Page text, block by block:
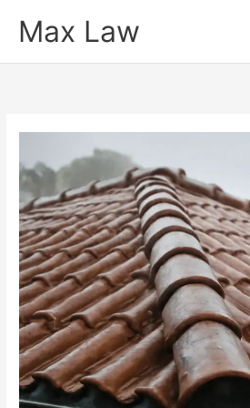
paraMax Law